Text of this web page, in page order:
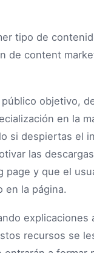
tipo de
de content
objetivo,
en la
si despiertas el
las
page y que el
en la página.
explicaciones
recursos se